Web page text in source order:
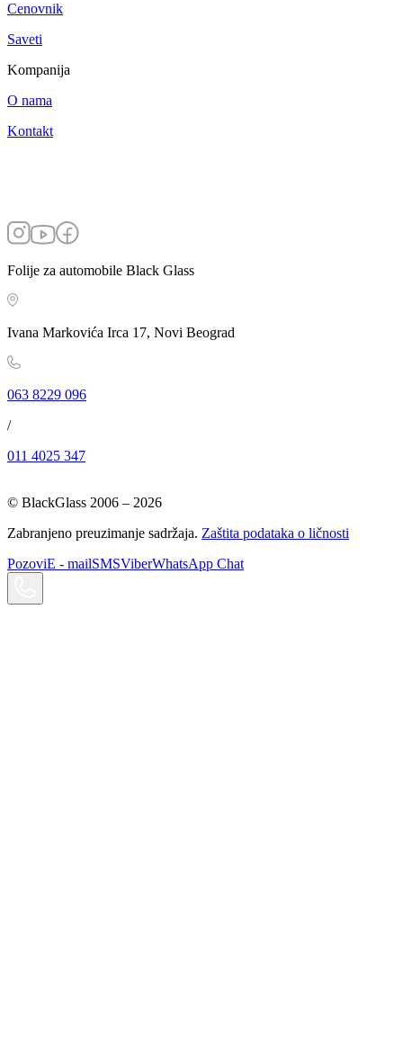
Cenovnik
Saveti
Kompanija
O nama
Kontakt
Folije za automobile Black Glass
Ivana Markovića Irca 17, Novi Beograd
063 8229 096
/
011 4025 347
© BlackGlass 2006 – 2026
Zabranjeno preuzimanje sadržaja. Zaštita podataka o ličnosti
PozoviE - mailSMSViberWhatsApp Chat